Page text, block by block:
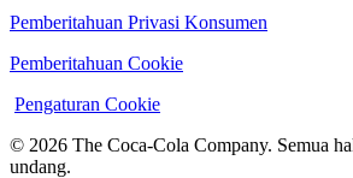
Pemberitahuan Privasi Konsumen
Pemberitahuan Cookie
Pengaturan Cookie
© 2026 The Coca‑Cola Company. Semua
undang.